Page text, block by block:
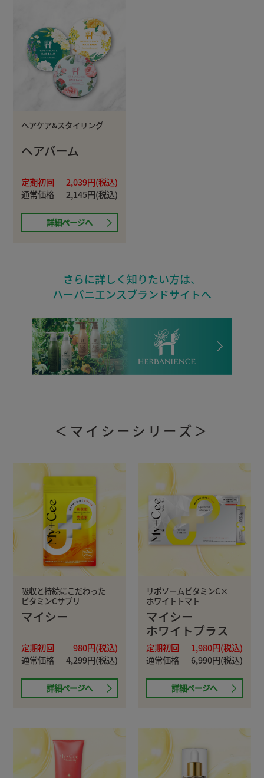
ヘアケア&スタイリング
ヘアバーム
定期初回
2,039円(税込)
通常価格
2,145円(税込)
詳細ページへ
さらに詳しく知りたい方は、
ハーバニエンスブランドサイトへ
＜マイシーシリーズ＞
吸収と持続にこだわった
ビタミンCサプリ
マイシー
定期初回
980円(税込)
通常価格
4,299円(税込)
詳細ページへ
リポソームビタミンC×
ホワイトトマト
マイシー
ホワイトプラス
定期初回
1,980円(税込)
通常価格
6,990円(税込)
詳細ページへ